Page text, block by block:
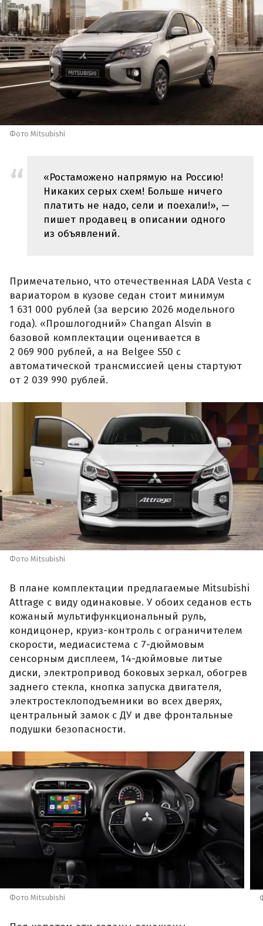
Фото Mitsubishi
«Ростаможено напрямую на Россию!
Никаких серых схем! Больше ничего
платить не надо, сели и поехали!», —
пишет продавец в описании одного
из объявлений.
Примечательно, что отечественная LADA Vesta с
вариатором в кузове седан стоит минимум
1 631 000 рублей (за версию 2026 модельного
года). «Прошлогодний» Changan Alsvin в
базовой комплектации оценивается в
2 069 900 рублей, а на Belgee S50 с
автоматической трансмиссией цены стартуют
от 2 039 990 рублей.
Фото Mitsubishi
В плане комплектации предлагаемые Mitsubishi
Attrage с виду одинаковые. У обоих седанов есть
кожаный мультифункциональный руль,
кондицонер, круиз-контроль с ограничителем
скорости, медиасистема с 7-дюймовым
сенсорным дисплеем, 14-дюймовые литые
диски, электропривод боковых зеркал, обогрев
заднего стекла, кнопка запуска двигателя,
электростеклоподъемники во всех дверях,
центральный замок с ДУ и две фронтальные
подушки безопасности.
Фото Mitsubishi